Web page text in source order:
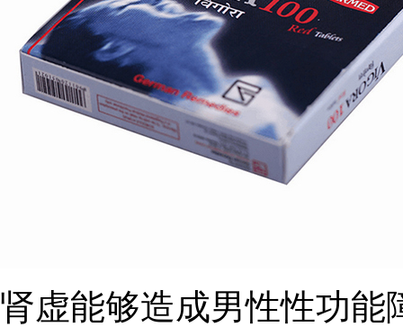
肾虚能够造成男性性功能